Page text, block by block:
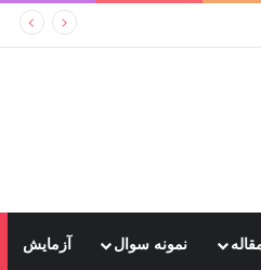
از ترهالوز با دقت اتمی
نمونه سوال آزمایش